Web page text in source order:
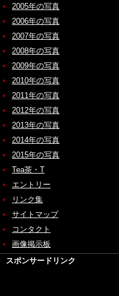
2005年の写真
2006年の写真
2007年の写真
2008年の写真
2009年の写真
2010年の写真
2011年の写真
2012年の写真
2013年の写真
2014年の写真
2015年の写真
Tea茶・T
エントリー
リンク集
サイトマップ
コンタクト
画像掲示板
スポンサードリンク